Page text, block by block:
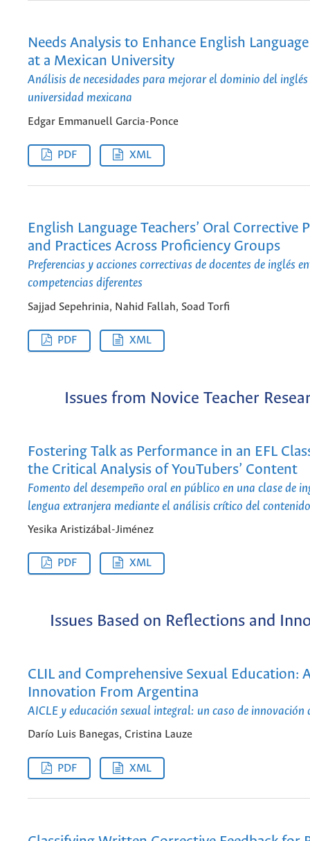
Needs Analysis to Enhance English
at a Mexican University
Análisis de necesidades para mejorar el dominio del
universidad mexicana
Edgar Emmanuell Garcia-Ponce
PDF XML
English Language Teachers’ Oral Corrective
and Practices Across Proficiency Groups
Preferencias y acciones correctivas de docentes de inglés
competencias diferentes
Sajjad Sepehrinia, Nahid Fallah, Soad Torfi
PDF XML
Issues from Novice Teacher
Fostering Talk as Performance in an EFL
the Critical Analysis of YouTubers’ Content
Fomento del desempeño oral en público en una clase de
lengua extranjera mediante el análisis crítico del
Yesika Aristizábal-Jiménez
PDF XML
Issues Based on Reflections and
CLIL and Comprehensive Sexual Education:
Innovation From Argentina
AICLE y educación sexual integral: un caso de innovación
Darío Luis Banegas, Cristina Lauze
PDF XML